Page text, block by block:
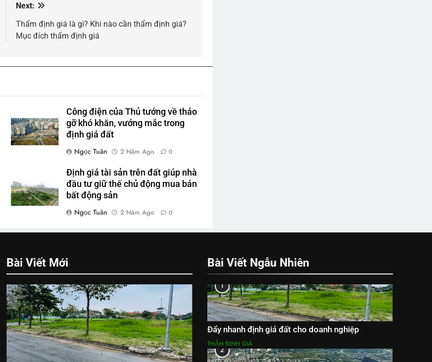
Next:
Thẩm định giá là gì? Khi nào cần thẩm định giá?
Mục đích thẩm định giá
Công điện của Thủ tướng về tháo
gỡ khó khăn, vướng mắc trong
định giá đất
Ngọc Tuân
2 Năm Ago 0
Định giá tài sản trên đất giúp nhà
đầu tư giữ thế chủ động mua bán
bất động sản
Ngọc Tuân
2 Năm Ago 0
Bài Viết Mới Bài Viết Ngẫu Nhiên
1
Đẩy nhanh định giá đất cho doanh nghiệp
THẨM ĐỊNH GIÁ
2